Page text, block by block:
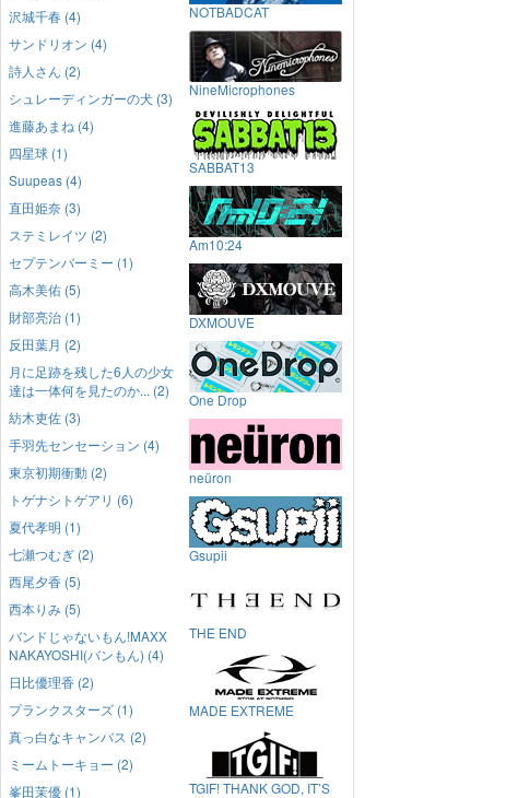
沢城千春 (4)
サンドリオン (4)
詩人さん (2)
シュレーディンガーの犬 (3)
進藤あまね (4)
四星球 (1)
Suupeas (4)
直田姫奈 (3)
ステミレイツ (2)
セプテンバーミー (1)
高木美佑 (5)
財部亮治 (1)
反田葉月 (2)
月に足跡を残した6人の少女
達は一体何を見たのか... (2)
紡木吏佐 (3)
手羽先センセーション (4)
東京初期衝動 (2)
トゲナシトゲアリ (6)
夏代孝明 (1)
七瀬つむぎ (2)
西尾夕香 (5)
西本りみ (5)
バンドじゃないもん!MAXX
NAKAYOSHI(バンもん) (4)
日比優理香 (2)
プランクスターズ (1)
真っ白なキャンバス (2)
ミームトーキョー (2)
峯田茉優 (1)
NOTBADCAT
NineMicrophones
SABBAT13
Am10:24
DXMOUVE
One Drop
neüron
Gsupii
THE END
MADE EXTREME
TGIF! THANK GOD, IT’S